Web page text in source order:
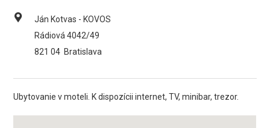
Ján Kotvas - KOVOS
Rádiová 4042/49
821 04 Bratislava
Ubytovanie v moteli. K dispozícii internet, TV, minibar, trezor.